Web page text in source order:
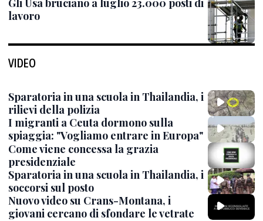
Gli Usa bruciano a luglio 23.000 posti di
lavoro
VIDEO
Sparatoria in una scuola in Thailandia, i
rilievi della polizia
I migranti a Ceuta dormono sulla
spiaggia: "Vogliamo entrare in Europa"
Come viene concessa la grazia
presidenziale
Sparatoria in una scuola in Thailandia, i
soccorsi sul posto
Nuovo video su Crans-Montana, i
giovani cercano di sfondare le vetrate